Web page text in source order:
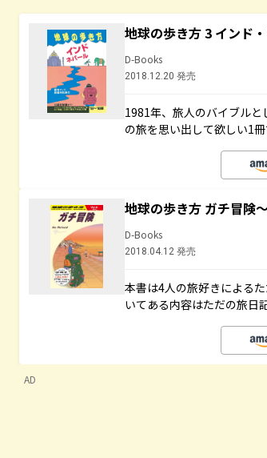
地球の歩き方 3 インド
D-Books
2018.12.20 発売
1981年、旅人のバイブル
の旅を思い出して欲しい1冊
地球の歩き方 ガチ冒険
D-Books
2018.04.12 発売
本書は4人の旅好きによる
いてある内容はただの旅日
AD